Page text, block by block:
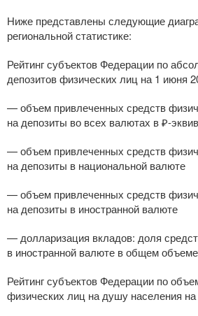
Ниже представлены следующие
региональной статистике:
Рейтинг субъектов Федерации по
депозитов физических лиц на 1 июня
— объем привлеченных средств
на депозиты во всех валютах в ₽-
— объем привлеченных средств
на депозиты в национальной валюте
— объем привлеченных средств
на депозиты в иностранной валюте
— долларизация вкладов: доля
в иностранной валюте в общем
Рейтинг субъектов Федерации по
физических лиц на душу населения